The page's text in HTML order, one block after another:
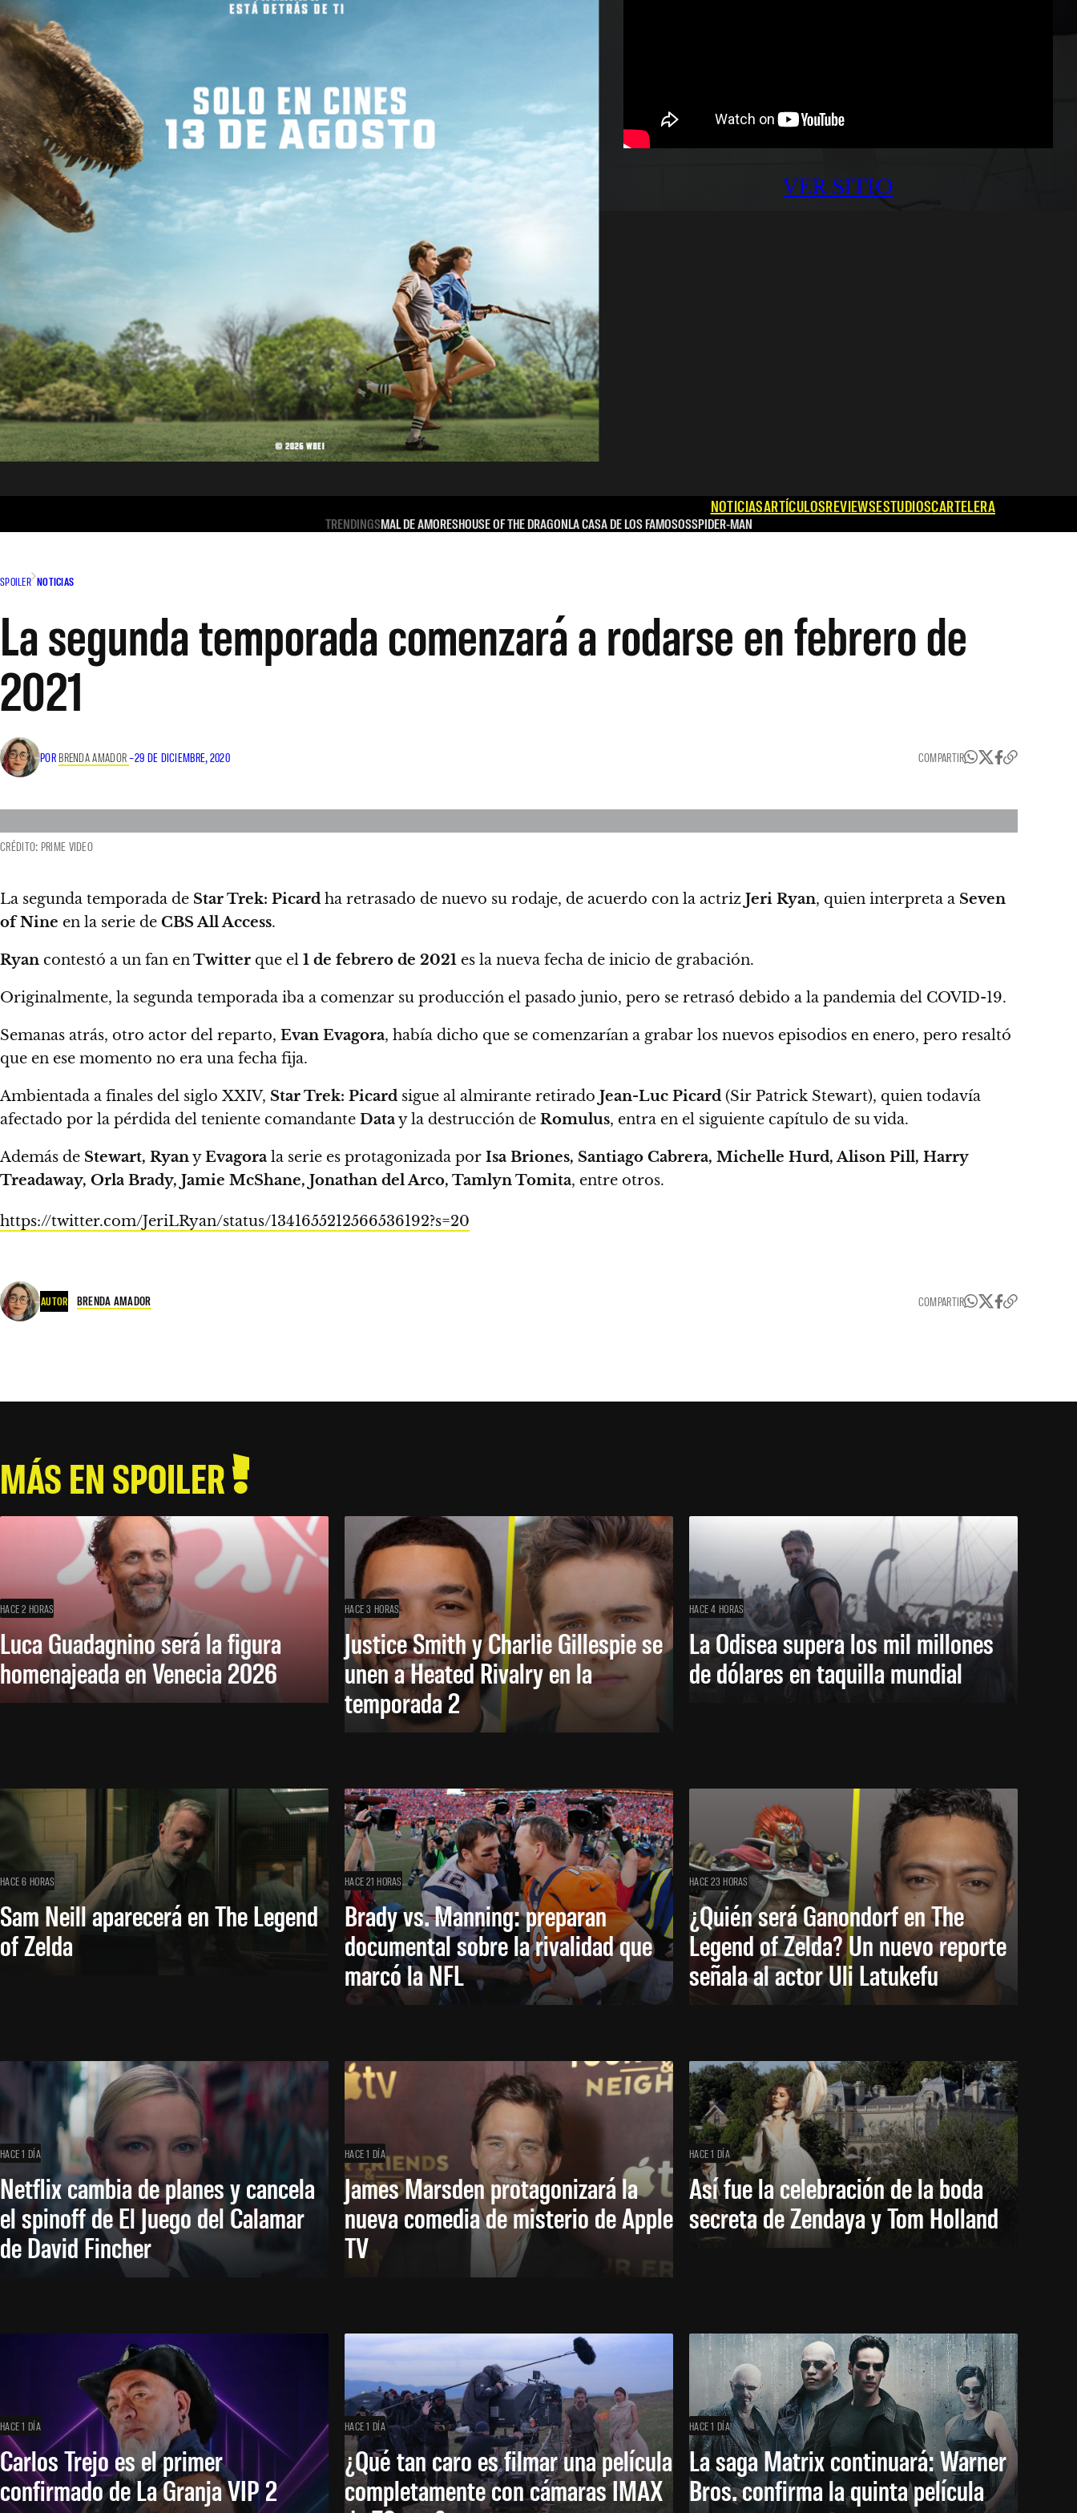
VER SITIO
NOTICIASARTÍCULOSREVIEWSESTUDIOSCARTELERA
TRENDINGSMAL DE AMORESHOUSE OF THE DRAGONLA CASA DE LOS FAMOSOSSPIDER-MAN
SPOILER NOTICIAS
La segunda temporada comenzará a rodarse en febrero de
2021
POR BRENDA AMADOR–29 DE DICIEMBRE, 2020 COMPARTIR
CRÉDITO: PRIME VIDEO
La segunda temporada de Star Trek: Picard ha retrasado de nuevo su rodaje, de acuerdo con la actriz Jeri Ryan, quien interpreta a Seven
of Nine en la serie de CBS All Access.
Ryan contestó a un fan enTwitter que el 1 de febrero de 2021 es la nueva fecha de inicio de grabación.
Originalmente, la segunda temporada iba a comenzar su producción el pasado junio, pero se retrasó debido a la pandemia del COVID-19.
Semanas atrás, otro actor del reparto, Evan Evagora, había dicho que se comenzarían a grabar los nuevos episodios en enero, pero resaltó
que en ese momento no era una fecha fija.
Ambientada a finales del siglo XXIV, Star Trek: Picard sigue al almirante retirado Jean-Luc Picard (Sir Patrick Stewart), quien todavía
afectado por la pérdida del teniente comandante Datay la destrucción de Romulus, entra en el siguiente capítulo de su vida.
Además de Stewart, RyanyEvagora la serie es protagonizada por Isa Briones, Santiago Cabrera, Michelle Hurd, Alison Pill, Harry
Treadaway, Orla Brady, Jamie McShane, Jonathan del Arco, Tamlyn Tomita, entre otros.
https://twitter.com/JeriLRyan/status/1341655212566536192?s=20
AUTOR BRENDA AMADOR COMPARTIR
MÁS EN SPOILER
HACE 2 HORAS
Luca Guadagnino será la figura
homenajeada en Venecia 2026
HACE 3 HORAS
Justice Smith y Charlie Gillespie se
unen a Heated Rivalry en la
temporada 2
HACE 4 HORAS
La Odisea supera los mil millones
de dólares en taquilla mundial
HACE 6 HORAS
Sam Neill aparecerá en The Legend
of Zelda
HACE 21 HORAS
Brady vs. Manning: preparan
documental sobre la rivalidad que
marcó la NFL
HACE 23 HORAS
¿Quién será Ganondorf en The
Legend of Zelda? Un nuevo reporte
señala al actor Uli Latukefu
HACE 1 DÍA
Netflix cambia de planes y cancela
el spinoff de El Juego del Calamar
de David Fincher
HACE 1 DÍA
James Marsden protagonizará la
nueva comedia de misterio de Apple
TV
HACE 1 DÍA
Así fue la celebración de la boda
secreta de Zendaya y Tom Holland
HACE 1 DÍA
Carlos Trejo es el primer
confirmado de La Granja VIP 2
HACE 1 DÍA
¿Qué tan caro es filmar una película
completamente con cámaras IMAX
HACE 1 DÍA
La saga Matrix continuará: Warner
Bros. confirma la quinta película